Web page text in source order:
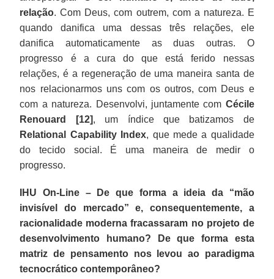
relação. Com Deus, com outrem, com a natureza. E
quando danifica uma dessas três relações, ele
danifica automaticamente as duas outras. O
progresso é a cura do que está ferido nessas
relações, é a regeneração de uma maneira santa de
nos relacionarmos uns com os outros, com Deus e
com a natureza. Desenvolvi, juntamente com Cécile
Renouard [12], um índice que batizamos de
Relational Capability
Index, que mede a qualidade
do tecido social. É uma maneira de medir o
progresso.
IHU On-Line – De que forma a ideia da “mão
invisível do mercado” e, consequentemente, a
racionalidade moderna fracassaram no projeto de
desenvolvimento humano? De que forma esta
matriz de pensamento nos levou ao paradigma
tecnocrático contemporâneo?